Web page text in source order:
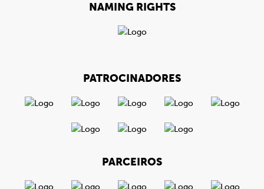
NAMING RIGHTS
PATROCINADORES
PARCEIROS